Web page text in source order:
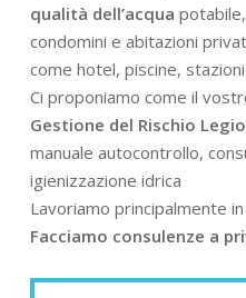
qualità dell’acqua
condomini e abitazioni
come hotel, piscine,
Ci proponiamo come il
Gestione del Rischio
manuale autocontrollo,
igienizzazione idrica
Lavoriamo principalmente
Facciamo consulenze a